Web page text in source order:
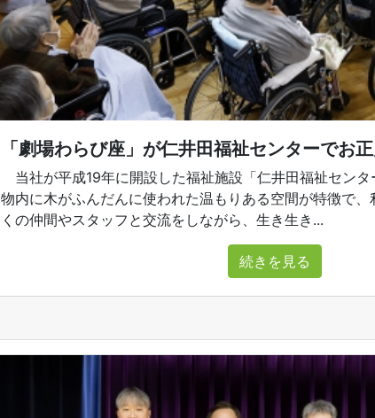
「劇場わらび座」が仁井田福祉センターでお
当社が平成19年に開設した福祉施設「仁井田福祉セン
物内に木がふんだんに使われた温もりある空間が特徴で
くの仲間やスタッフと交流をしながら、生き生き...
続きを見る